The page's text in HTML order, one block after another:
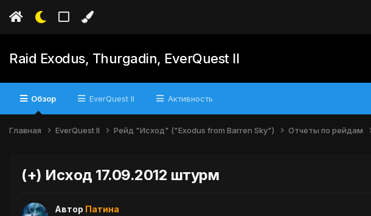
Raid Exodus, Thurgadin, EverQuest II
Обзор EverQuest II Активность
Главная EverQuest II Рейд "Исход" ("Exodus from Barren Sky") Отчеты по рейдам
(+) Исход 17.09.2012 штурм
Автор Патина